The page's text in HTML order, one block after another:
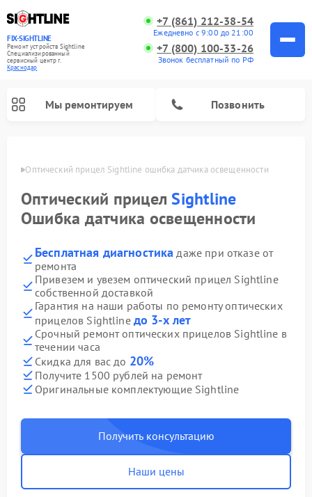
FIX-SIGHTLINE
Ремонт устройств Sightline
Специализированный
cервисный центр г.
Краснодар
+7 (861) 212-38-54
Ежедневно с 9:00 до 21:00
+7 (800) 100-33-26
Звонок бесплатный по РФ
Мы ремонтируем Позвонить
Оптический прицел Sightline ошибка датчика освещенности
Оптический прицелSightline
Ошибка датчика освещенности
Бесплатная диагностика даже при отказе от
ремонта
Привезем и увезем оптический прицел Sightline
собственной доставкой
Гарантия на наши работы по ремонту оптических
прицелов Sightline до 3-х лет
Срочный ремонт оптических прицелов Sightline в
течении часа
Скидка для вас до 20%
Получите 1500 рублей на ремонт
Оригинальные комплектующие Sightline
Получить консультацию
Наши цены